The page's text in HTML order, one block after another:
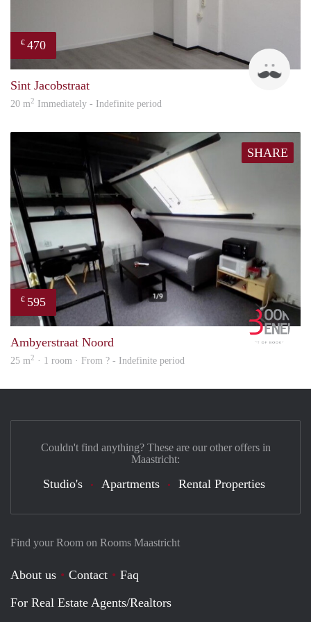
€ 470
Sint Jacobstraat
20 m2 Immediately - Indefinite period
SHARE
€ 595
Ambyerstraat Noord
25 m2 · 1 room · From ? - Indefinite period
Find your Room on Rooms Maastricht
About us Contact
Faq
For Real Estate Agents/Realtors
Couldn't find anything? These are our other offers in
Maastricht:
Studio's Apartments Rental Properties